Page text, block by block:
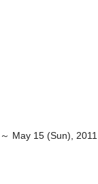
May 15 (Sun), 2011